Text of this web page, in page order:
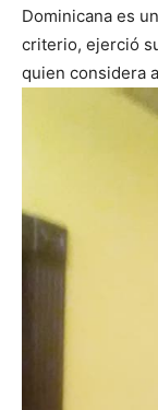
Dominicana es
criterio, ejerció
quien considera